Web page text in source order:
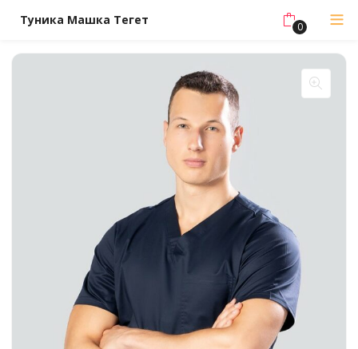
Туника Машка Тегет 0